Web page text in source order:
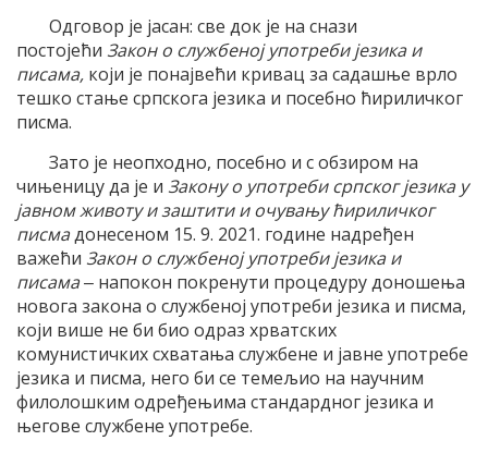
Одговор је јасан: све док је на снази
постојећи Закон о службеној употреби језика и
писама, који је понајвећи кривац за садашње врло
тешко стање српскога језика и посебно ћириличког
писма.
Зато је неопходно, посебно и с обзиром на
чињеницу да је и Закону о употреби српског језика у
јавном животу и заштити и очувању ћириличког
писмадонесеном 15. 9. 2021. године надређен
важећи Закон о службеној употреби језика и
писама‒ напокон покренути процедуру доношења
новога закона о службеној употреби језика и писма,
који више не би био одраз хрватских
комунистичких схватања службене и јавне употребе
језика и писма, него би се темељио на научним
филолошким одређењима стандардног језика и
његове службене употребе.